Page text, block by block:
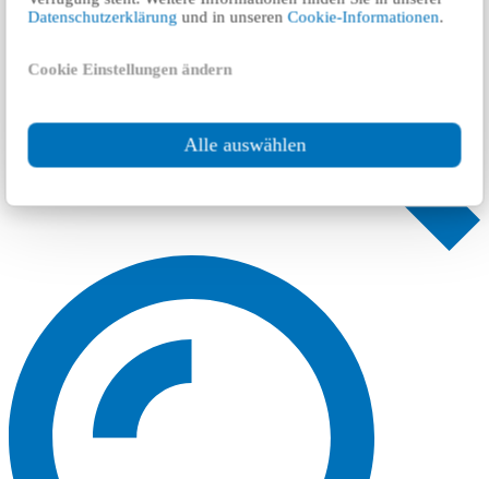
Datenschutzerklärung und in unserenCookie-Informationen.
Cookie Einstellungen ändern
Alle auswählen